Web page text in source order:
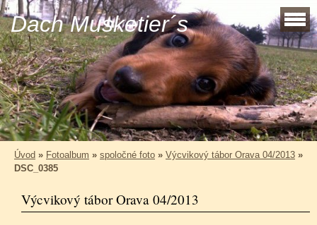
Dach Musketier´s
Úvod » Fotoalbum » spoločné foto » Výcvikový tábor Orava 04/2013 »
DSC_0385
Výcvikový tábor Orava 04/2013